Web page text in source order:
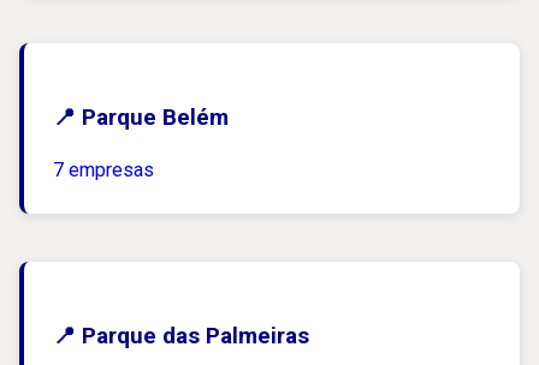
📍 Parque Belém
7 empresas
📍 Parque das Palmeiras